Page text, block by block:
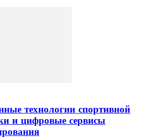
технологии спортивной
и цифровые сервисы